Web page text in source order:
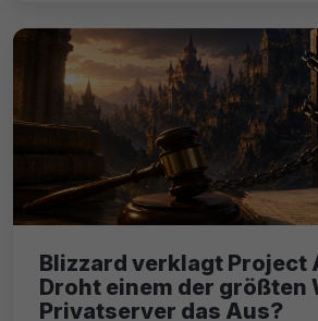
Blizzard verklagt Project
Droht einem der größten
Privatserver das Aus?